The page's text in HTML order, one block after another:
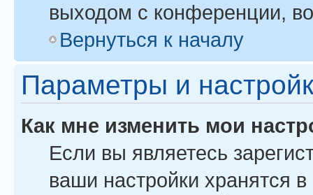
выходом с конференции,
Вернуться к началу
Параметры и
Как мне изменить мои
Если вы являетесь
ваши настройки хранятся